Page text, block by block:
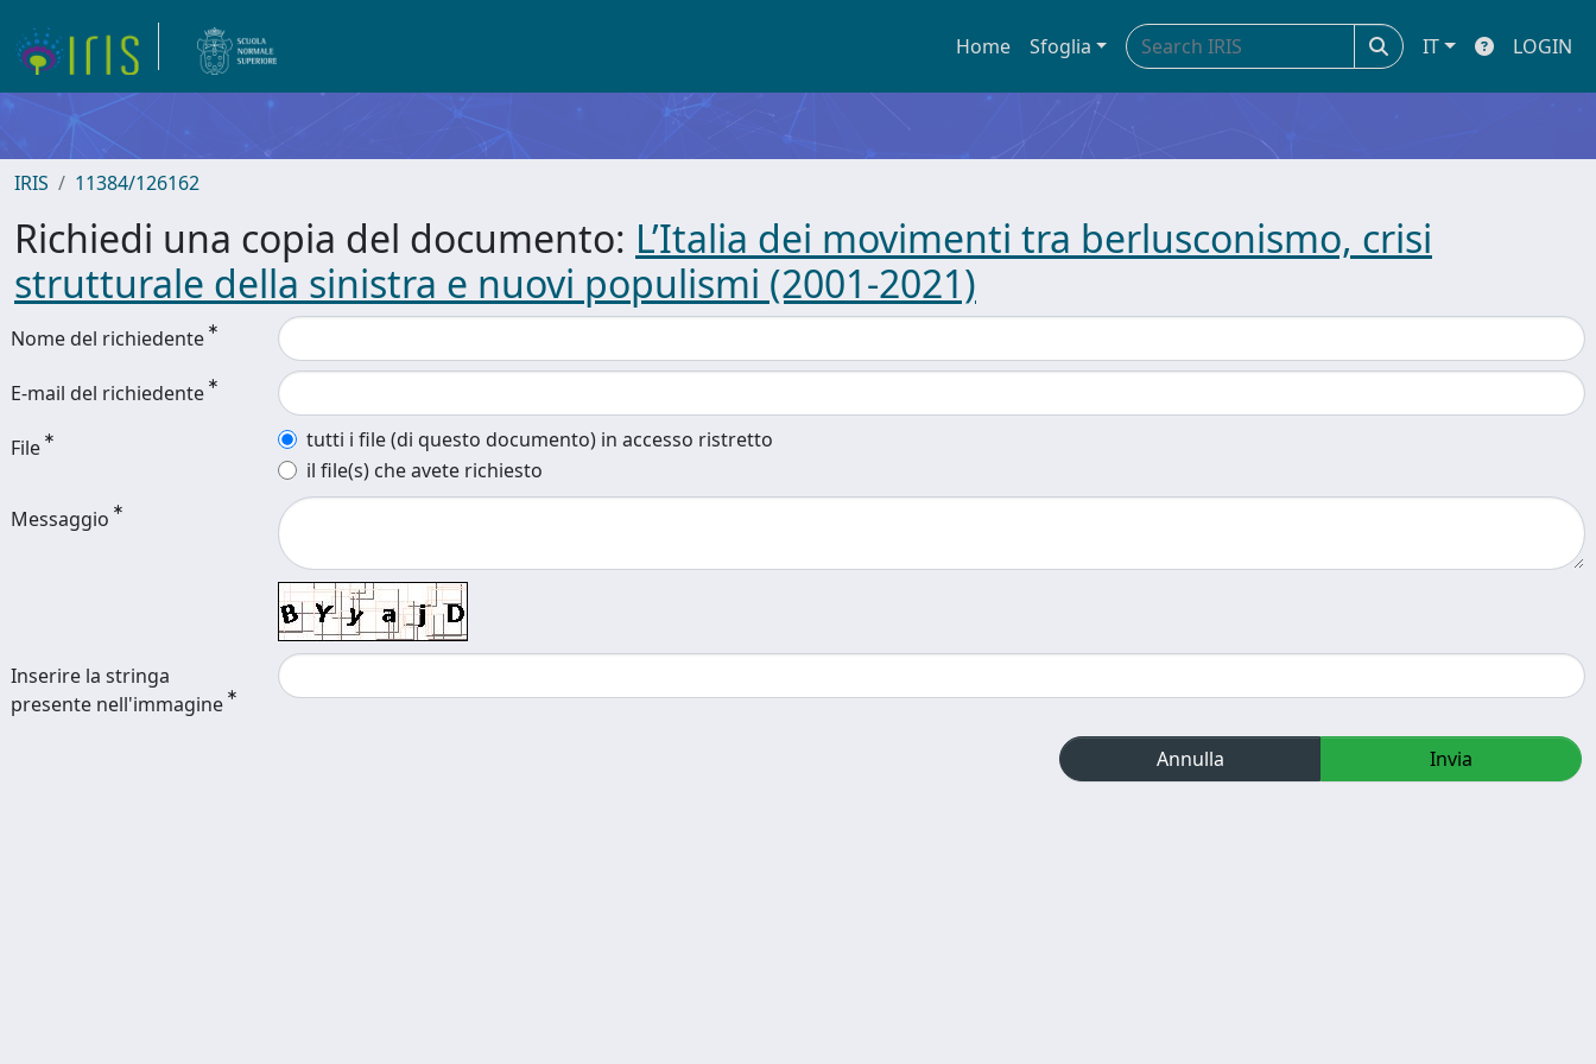
Home Sfoglia IT LOGIN
IRIS 11384/126162
Richiedi una copia del documento: L’Italia dei movimenti tra berlusconismo, crisi
strutturale della sinistra e nuovi populismi (2001-2021)
Nome del richiedente
E-mail del richiedente
File
tutti i file (di questo documento) in accesso ristretto
il file(s) che avete richiesto
Messaggio
Inserire la stringa
presente nell'immagine
Annulla Invia